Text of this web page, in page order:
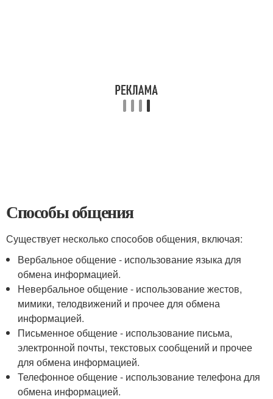
Способы общения
Существует несколько способов общения, включая:
Вербальное общение - использование языка для
обмена информацией.
Невербальное общение - использование жестов,
мимики, телодвижений и прочее для обмена
информацией.
Письменное общение - использование письма,
электронной почты, текстовых сообщений и прочее
для обмена информацией.
Телефонное общение - использование телефона для
обмена информацией.